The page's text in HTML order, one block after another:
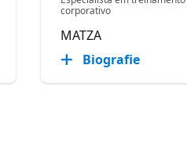
corporativo
MATZA
Biografie